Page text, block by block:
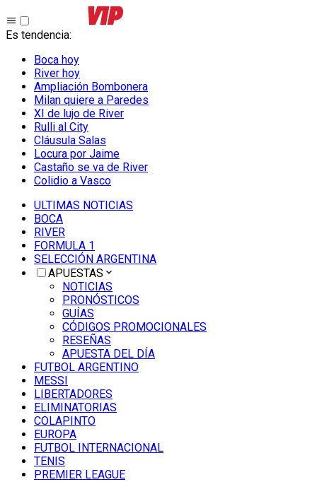
Es tendencia:
Boca hoy
River hoy
Ampliación Bombonera
Milan quiere a Paredes
XI de lujo de River
Rulli al City
Cláusula Salas
Locura por Jaime
Castaño se va de River
Colidio a Vasco
ULTIMAS NOTICIAS
BOCA
RIVER
FORMULA 1
SELECCIÓN ARGENTINA
APUESTAS
NOTICIAS
PRONÓSTICOS
GUÍAS
CÓDIGOS PROMOCIONALES
RESEÑAS
APUESTA DEL DÍA
FUTBOL ARGENTINO
MESSI
LIBERTADORES
ELIMINATORIAS
COLAPINTO
EUROPA
FUTBOL INTERNACIONAL
TENIS
PREMIER LEAGUE